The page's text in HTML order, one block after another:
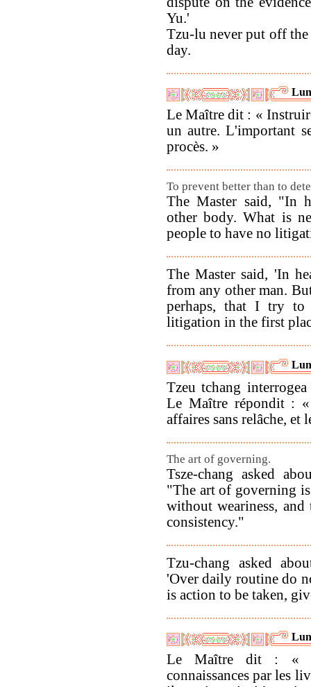
Yu.'
Tzu-lu never put off
day.
Le Maître dit : «
un autre. L'important
procès. »
To prevent better than to
The Master said, "In
other body. What is
people to have no
The Master said, 'In
from any other man.
perhaps, that I try
litigation in the first
Tzeu tchang
Le Maître répondit :
affaires sans relâche, et
The art of governing.
Tsze-chang asked
"The art of governing
without weariness,
consistency."
Tzu-chang asked
'Over daily routine do
is action to be taken,
Le Maître dit : «
connaissances par les